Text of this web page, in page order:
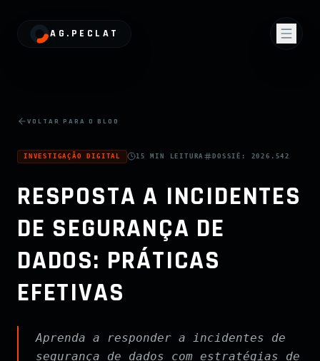
AG.PECLAT
VOLTAR PARA O BLOG
INVESTIGAÇÃO DIGITAL 15 MIN LEITURA DOSSIÊ: 2026.542
RESPOSTA A INCIDENTES
DE SEGURANÇA DE
DADOS: PRÁTICAS
EFETIVAS
Aprenda a responder a incidentes de
segurança de dados com estratégias de